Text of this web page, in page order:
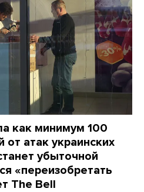
как минимум 100
атак украинских
убыточной
«переизобретать
The Bell